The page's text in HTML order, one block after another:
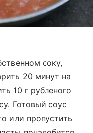
соку,
20 минут на
10 г рубленого
Готовый соус
или пропустить